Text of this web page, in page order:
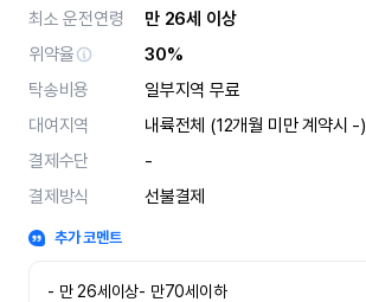
최소 운전연령
만 26세 이상
위약율
30%
탁송비용
일부지역 무료
대여지역
내륙전체 (12개월 미만 계약시 -)
결제수단
-
결제방식
선불결제
추가 코멘트
- 만 26세이상- 만70세이하